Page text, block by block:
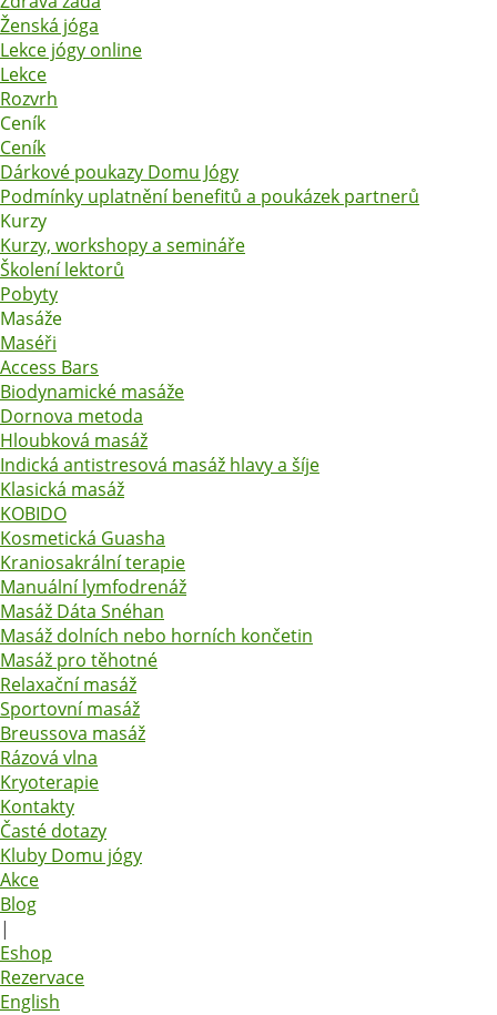
Ženská jóga
Lekce jógy online
Lekce
Rozvrh
Ceník
Ceník
Dárkové poukazy Domu Jógy
Podmínky uplatnění benefitů a poukázek partnerů
Kurzy
Kurzy, workshopy a semináře
Školení lektorů
Pobyty
Masáže
Maséři
Access Bars
Biodynamické masáže
Dornova metoda
Hloubková masáž
Indická antistresová masáž hlavy a šíje
Klasická masáž
KOBIDO
Kosmetická Guasha
Kraniosakrální terapie
Manuální lymfodrenáž
Masáž Dáta Snéhan
Masáž dolních nebo horních končetin
Masáž pro těhotné
Relaxační masáž
Sportovní masáž
Breussova masáž
Rázová vlna
Kryoterapie
Kontakty
Časté dotazy
Kluby Domu jógy
Akce
Blog
|
Eshop
Rezervace
English